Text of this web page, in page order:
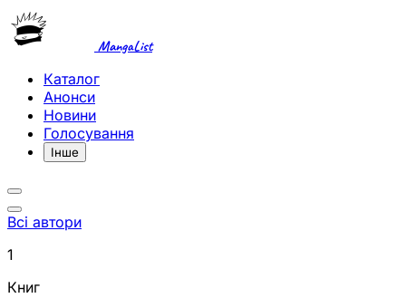
MangaList
Каталог
Анонси
Новини
Голосування
Інше
Всі автори
1
Книг